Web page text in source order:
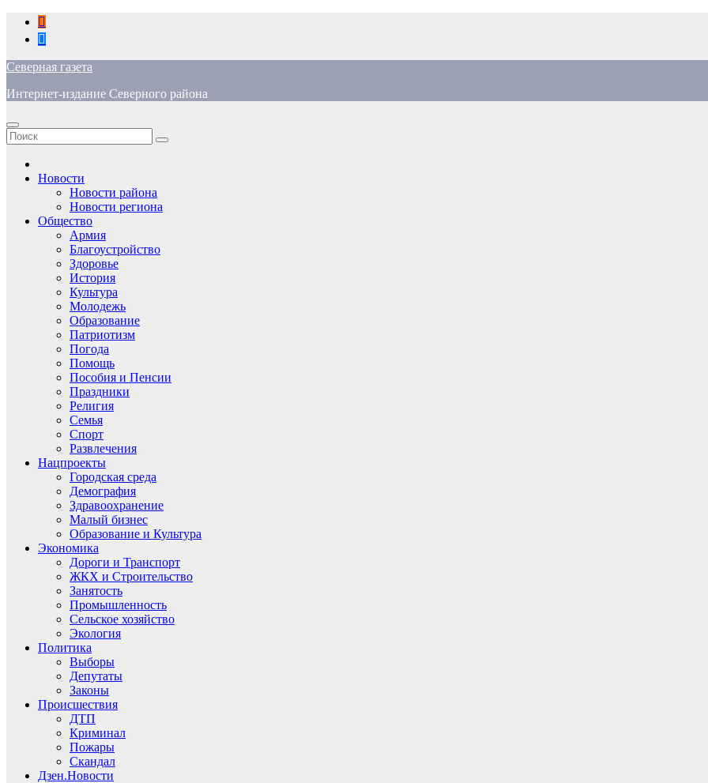
Перейти
содержимому
Северная газета
Интернет-издание Северного района
Новости
Новости района
Новости региона
Общество
Армия
Благоустройство
Здоровье
История
Культура
Молодежь
Образование
Патриотизм
Погода
Помощь
Пособия и Пенсии
Праздники
Религия
Семья
Спорт
Развлечения
Нацпроекты
Городская среда
Демография
Здравоохранение
Малый бизнес
Образование и Культура
Экономика
Дороги и Транспорт
ЖКХ и Строительство
Занятость
Промышленность
Сельское хозяйство
Экология
Политика
Выборы
Депутаты
Законы
Происшествия
ДТП
Криминал
Пожары
Скандал
Дзен.Новости